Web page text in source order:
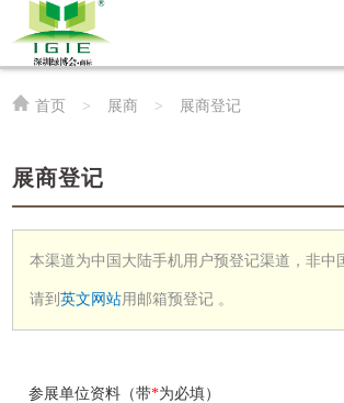
首页 > 展商 > 展商登记
展商登记
本渠道为中国大陆手机用户预登记渠道，非中
请到英文网站用邮箱预登记 。
参展单位资料（带*为必填）